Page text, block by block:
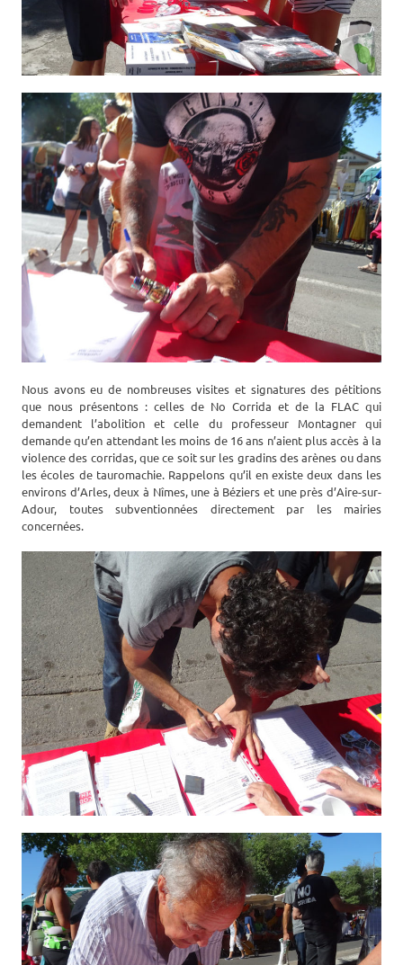
Nous avons eu de nombreuses visites et signatures des pétitions
que nous présentons : celles de No Corrida et de la FLAC qui
demandent l’abolition et celle du professeur Montagner qui
demande qu’en attendant les moins de 16 ans n’aient plus accès à la
violence des corridas, que ce soit sur les gradins des arènes ou dans
les écoles de tauromachie. Rappelons qu’il en existe deux dans les
environs d’Arles, deux à Nîmes, une à Béziers et une près d’Aire-sur-
Adour, toutes subventionnées directement par les mairies
concernées.